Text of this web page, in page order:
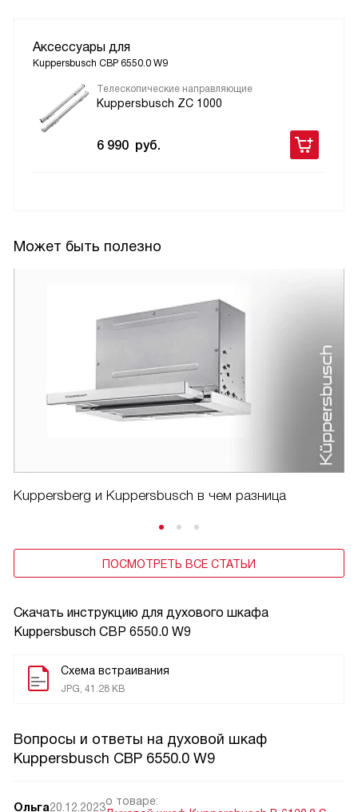
Скачать инструкцию для духового шкафа
Kuppersbusch CBP 6550.0 W9
Схема встраивания
JPG, 41.28 KB
Аксессуары для
Kuppersbusch CBP 6550.0 W9
Телескопические направляющие
Kuppersbusch ZC 1000
6 990 руб.
Может быть полезно
Kuppersberg и Kuppersbusch в чем разница
ПОСМОТРЕТЬ ВСЕ СТАТЬИ
Вопросы и ответы на духовой шкаф
Kuppersbusch CBP 6550.0 W9
Ольга20.12.2023о товаре: